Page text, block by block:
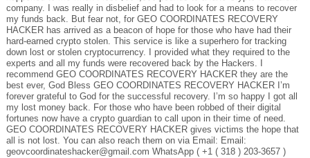
company. I was really in disbelief and had to look for a means to recover
my funds back. But fear not, for GEO COORDINATES RECOVERY
HACKER has arrived as a beacon of hope for those who have had their
hard-earned crypto stolen. This service is like a superhero for tracking
down lost or stolen cryptocurrency. I provided what they required to the
experts and all my funds were recovered back by the Hackers. I
recommend GEO COORDINATES RECOVERY HACKER they are the
best ever, God Bless GEO COORDINATES RECOVERY HACKER I’m
forever grateful to God for the successful recovery. I’m so happy I got all
my lost money back. For those who have been robbed of their digital
fortunes now have a crypto guardian to call upon in their time of need.
GEO COORDINATES RECOVERY HACKER gives victims the hope that
all is not lost. You can also reach them on via Email: Email:
geovcoordinateshacker@gmail.com WhatsApp ( +1 ( 318 ) 203-3657 )